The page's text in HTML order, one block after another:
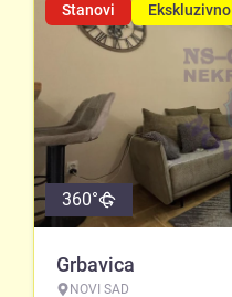
Stanovi Ekskluzivno
360°
Grbavica
NOVI SAD